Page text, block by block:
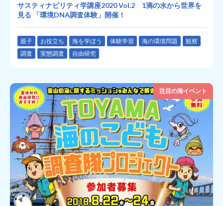
サスティナビリティ学講座2020 Vol.2 1滴の水から世界を
見る 「環境DNA調査体験」開催！
親子 お役立ち 海を学ぼう 体験学習 海の環境問題
観察
調査
実態調査 自由研究
注目の海イベント